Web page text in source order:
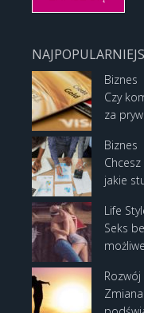
Biznes
Czy
za
Biznes
Chcesz
jakie
Life
Seks